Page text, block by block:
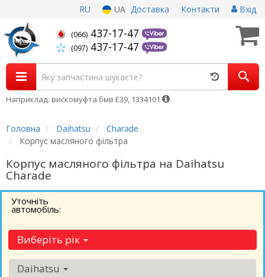
RU UA Доставка Контакти Вхід
(066) 437-17-47
(097) 437-17-47
Наприклад: вискомуфта бмв Е39, 1334101
Головна Daihatsu
Charade
Корпус масляного фільтра
Корпус масляного фільтра на Daihatsu
Charade
Уточніть
автомобіль:
Виберіть рік
Daihatsu